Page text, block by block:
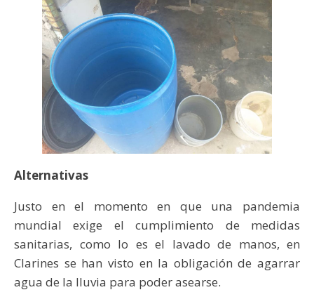
Alternativas
Justo en el momento en que una pandemia
mundial exige el cumplimiento de medidas
sanitarias, como lo es el lavado de manos, en
Clarines se han visto en la obligación de agarrar
agua de la lluvia para poder asearse.